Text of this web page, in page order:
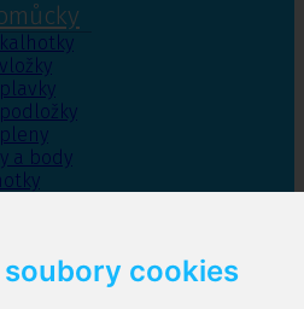
cookies
a body